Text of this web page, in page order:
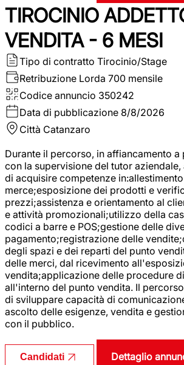
TIROCINIO
VENDITA - 6 MESI
Tipo di contratto Tirocinio/Stage
Retribuzione Lorda 700 mensile
Codice annuncio 350242
Data di pubblicazione 8/8/2026
Città Catanzaro
Durante il percorso, in affiancamento a
con la supervisione del tutor
di acquisire competenze
merce;esposizione dei prodotti e
prezzi;assistenza e orientamento al
e attività promozionali;utilizzo della
codici a barre e POS;gestione delle
pagamento;registrazione delle
degli spazi e dei reparti del punto
delle merci, dal ricevimento
vendita;applicazione delle procedure
all'interno del punto vendita. Il
di sviluppare capacità di
ascolto delle esigenze, vendita e
con il pubblico.
Candidati Dettaglio